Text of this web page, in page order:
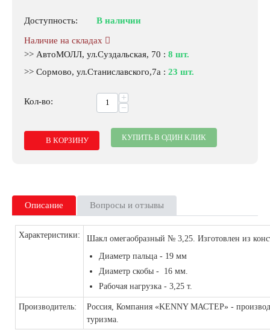
Доступность: В наличии
Наличие на складах
>> АвтоМОЛЛ, ул.Суздальская, 70 : 8 шт.
>> Сормово, ул.Станиславского,7а : 23 шт.
Кол-во:
+
−
В КОРЗИНУ КУПИТЬ В ОДИН КЛИК
Описание Вопросы и отзывы
Характеристики:
Шакл омегаобразный № 3,25. Изготовлен из
Диаметр пальца - 19 мм
Диаметр скобы - 16 мм.
Рабочая нагрузка - 3,25 т.
Производитель: Россия, Компания «KENNY МАСТЕР» -
туризма.